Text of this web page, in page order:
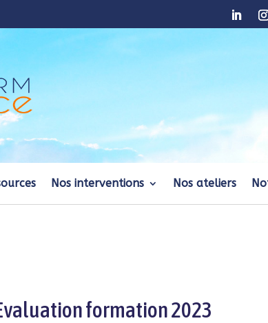
Nos interventions Nos ateliers
formation 2023